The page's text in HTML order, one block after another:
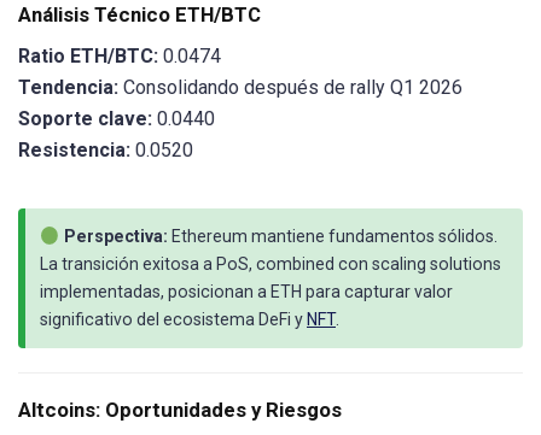
Análisis Técnico ETH/BTC
Ratio ETH/BTC: 0.0474
Tendencia: Consolidando después de rally Q1 2026
Soporte clave: 0.0440
Resistencia: 0.0520
Perspectiva: Ethereum mantiene fundamentos sólidos.
La transición exitosa a PoS, combined con scaling solutions
implementadas, posicionan a ETH para capturar valor
significativo del ecosistema DeFi y NFT.
Altcoins: Oportunidades y Riesgos